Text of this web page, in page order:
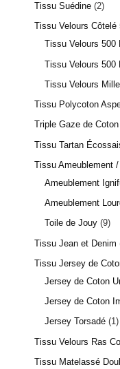
Tissu Suédine 2
Tissu Velours Côtelé
Tissu Velours 500
Tissu Velours 500
Tissu Velours
Tissu Polycoton
Triple Gaze de
Tissu Tartan
Tissu Ameublement
Ameublement
Ameublement
Toile de Jouy 9
Tissu Jean et Denim
Tissu Jersey de
Jersey de Coton
Jersey de Coton
Jersey Torsadé 1
Tissu Velours Ras
Tissu Matelassé